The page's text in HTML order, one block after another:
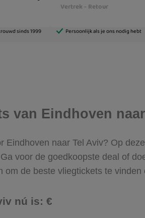
van Eindhoven
naar Tel Aviv? Op
voor de goedkoopste deal of
de beste vliegtickets te vinden
nú is: €